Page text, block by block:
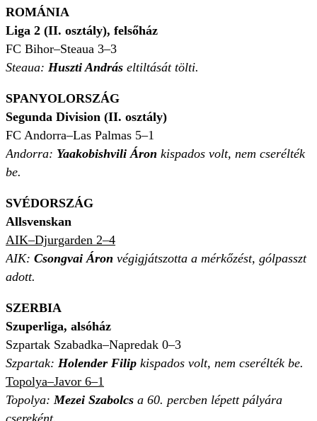
ROMÁNIA
Liga 2 (II. osztály), felsőház
FC Bihor–Steaua 3–3
Steaua: Huszti András eltiltását tölti.
SPANYOLORSZÁG
Segunda Division (II. osztály)
FC Andorra–Las Palmas 5–1
Andorra: Yaakobishvili Áron kispados volt, nem cserélték
be.
SVÉDORSZÁG
Allsvenskan
AIK–Djurgarden 2–4
AIK: Csongvai Áron végigjátszotta a mérkőzést, gólpasszt
adott.
SZERBIA
Szuperliga, alsóház
Szpartak Szabadka–Napredak 0–3
Szpartak: Holender Filip kispados volt, nem cserélték be.
Topolya–Javor 6–1
Topolya:Mezei Szabolcs a 60. percben lépett pályára